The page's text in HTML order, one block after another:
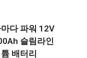
다 파워 12V
슬림라인
배터리